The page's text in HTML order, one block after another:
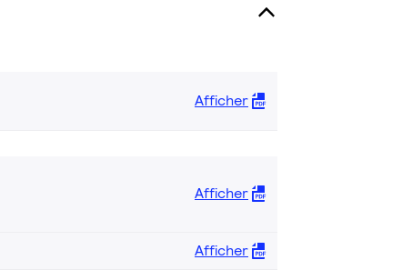
Afficher
Afficher
Afficher